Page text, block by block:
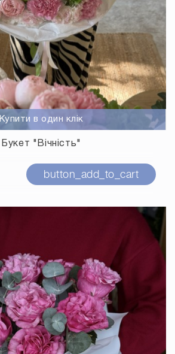
Купити в один клік
Букет "Вічність"
button_add_to_cart